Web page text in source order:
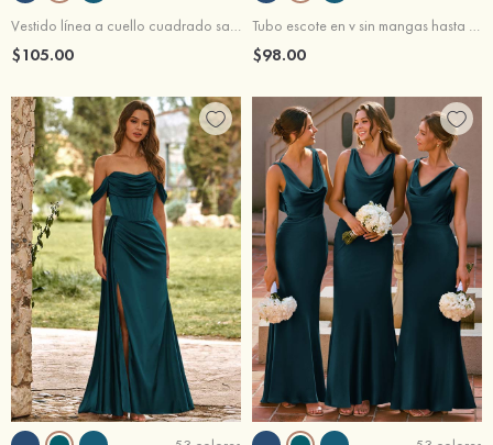
Vestido línea a cuello cuadrado satén elástico hasta el suelo vestido de dama de honor
$105.00
Tubo escote en v sin mangas hasta el suelo satén elástico vestido de dama de honor
$98.00